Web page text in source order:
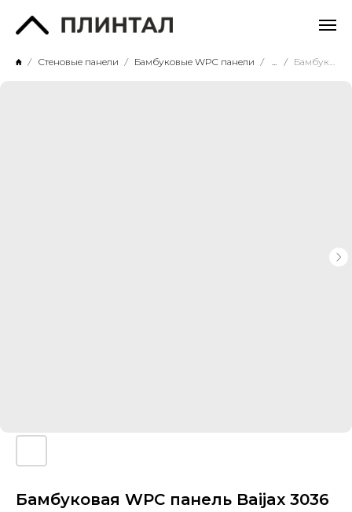
Стеновые панели Бамбуковые WPC панели ... Бамбуковая WPC панель Baijax 3036
Бамбуковая WPC панель Baijax 3036